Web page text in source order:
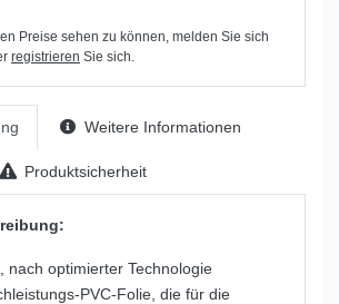
Preise sehen zu können, melden Sie sich
registrieren Sie sich.
Weitere Informationen
Produktsicherheit
nach optimierter Technologie
PVC-Folie, die für die